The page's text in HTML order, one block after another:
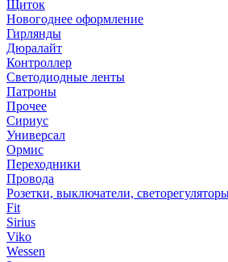
Щиток
Новогоднее оформление
Гирлянды
Дюралайт
Контроллер
Светодиодные ленты
Патроны
Прочее
Сириус
Универсал
Ормис
Переходники
Провода
Розетки, выключатели,
Fit
Sirius
Viko
Wessen